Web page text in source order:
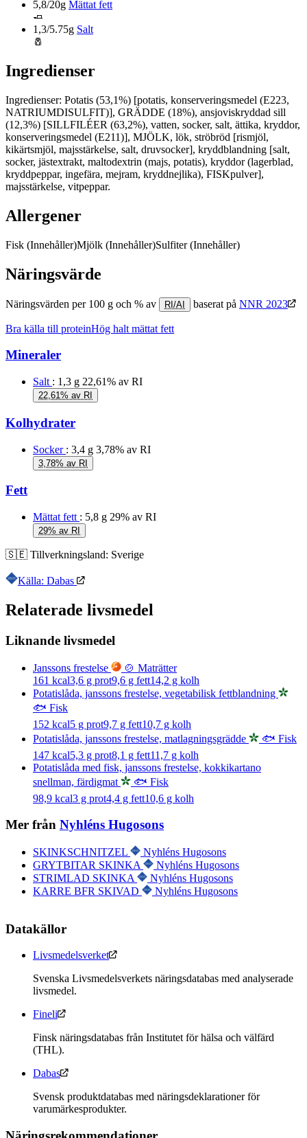
5,8/20g Mättat fett
🧈
1,3/5.75g Salt
🧂
Ingredienser
Ingredienser: Potatis (53,1%) [potatis, konserveringsmedel (E223,
NATRIUMDISULFIT)], GRÄDDE (18%), ansjoviskryddad sill
(12,3%) [SILLFILÉER (63,2%), vatten, socker, salt, ättika, kryddor,
konserveringsmedel (E211)], MJÖLK, lök, ströbröd [rismjöl,
kikärtsmjöl, majsstärkelse, salt, druvsocker], kryddblandning [salt,
socker, jästextrakt, maltodextrin (majs, potatis), kryddor (lagerblad,
kryddpeppar, ingefära, mejram, kryddnejlika), FISKpulver],
majsstärkelse, vitpeppar.
Allergener
Fisk (Innehåller)Mjölk (Innehåller)Sulfiter(Innehåller)
Näringsvärde
Näringsvärden per 100 g och % av RI/AI baserat på NNR 2023
Bra källa till proteinHög halt mättat fett
Mineraler
Salt : 1,3 g 22,61% av RI
22,61% av RI
Kolhydrater
Socker : 3,4 g 3,78% av RI
3,78% av RI
Fett
Mättat fett : 5,8 g 29% av RI
29% av RI
🇸🇪 Tillverkningsland: Sverige
Källa: Dabas
Relaterade livsmedel
Liknande livsmedel
Janssons frestelse
🍲 Maträtter
161 kcal3,6 g prot9,6 g fett14,2 g kolh
Potatislåda, janssons frestelse, vegetabilisk fettblandning
🐟 Fisk
152 kcal5 g prot9,7 g fett10,7 g kolh
Potatislåda, janssons frestelse, matlagningsgrädde
🐟 Fisk
147 kcal5,3 g prot8,1 g fett11,7 g kolh
Potatislåda med fisk, janssons frestelse, kokkikartano
snellman, färdigmat
🐟 Fisk
98,9 kcal3 g prot4,4 g fett10,6 g kolh
Mer från Nyhléns Hugosons
SKINKSCHNITZEL
Nyhléns Hugosons
GRYTBITAR SKINKA
Nyhléns Hugosons
STRIMLAD SKINKA
Nyhléns Hugosons
KARRE BFR SKIVAD
Nyhléns Hugosons
Datakällor
Livsmedelsverket
Svenska Livsmedelsverkets näringsdatabas med analyserade
livsmedel.
Fineli
Finsk näringsdatabas från Institutet för hälsa och välfärd
(THL).
Dabas
Svensk produktdatabas med näringsdeklarationer för
varumärkesprodukter.